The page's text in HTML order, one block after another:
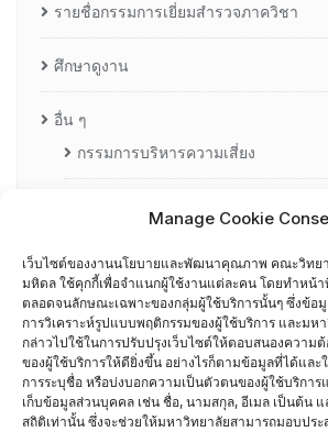
Manage Cookie
เว็บไซต์ของงานนโยบายและพัฒนาคุณภาพ คณะวิทย
มหิดล ใช้คุกกี้เพื่อจำแนกผู้ใช้งานแต่ละคน โดยทำหน้
ตลอดจนลักษณะเฉพาะของกลุ่มผู้ใช้บริการนั้นๆ ซึ่งข้อ
การวิเคราะห์รูปแบบพฤติกรรมของผู้ใช้บริการ และมห
กล่าวไปใช้ในการปรับปรุงเว็บไซต์ให้ตอบสนองความต้
ของผู้ใช้บริการให้ดียิ่งขึ้น อย่างไรก็ตามข้อมูลที่ได้และ
การระบุชื่อ หรือบ่งบอกความเป็นตัวตนของผู้ใช้บริการ
เก็บข้อมูลส่วนบุคคล เช่น ชื่อ, นามสกุล, อีเมล เป็นต้น แ
สถิติเท่านั้น ซึ่งจะช่วยให้มหาวิทยาลัยสามารถมอบปร
รายชื่อกรรมการเยี่ยมสำรวจภาควิชา
ศึกษาดูงาน
อื่น ๆ
กรรมการบริหารความเสี่ยง
คณะกรรมการรับเรื่องร้องเรียน
คณะผู้บริหารคณะวิทยาศาสตร์ ที่ผ่า
คุณภาพ
คณะผู้บริหารคณะวิทยาศาสตร์ ปี